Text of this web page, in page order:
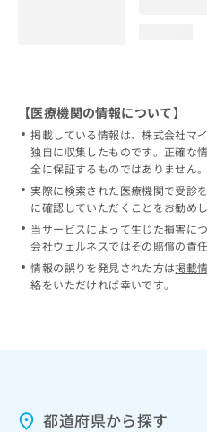
【医療機関の情報について】
掲載している情報は、株式会社マ
独自に収集したものです。正確な
全に保証するものではありません。
実際に検索された医療機関で受診
に確認していただくことをお勧めし
当サービスによって生じた損害に
会社ウェルネスではその賠償の責
情報の誤りを発見された方は掲載
絡をいただければ幸いです。
都道府県から探す